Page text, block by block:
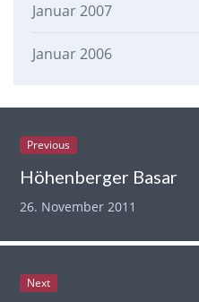
Januar 2007
Januar 2006
Previous
Höhenberger Basar
26. November 2011
Next